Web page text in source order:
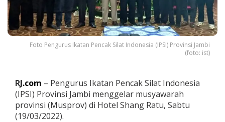
n
j
a
d
i
u
a
Foto Pengurus Ikatan Pencak Silat Indonesia (IPSI) Provinsi Jambi
(foto: ist)
RJ.com – Pengurus Ikatan Pencak Silat Indonesia
(IPSI) Provinsi Jambi menggelar musyawarah
provinsi (Musprov) di Hotel Shang Ratu, Sabtu
(19/03/2022).